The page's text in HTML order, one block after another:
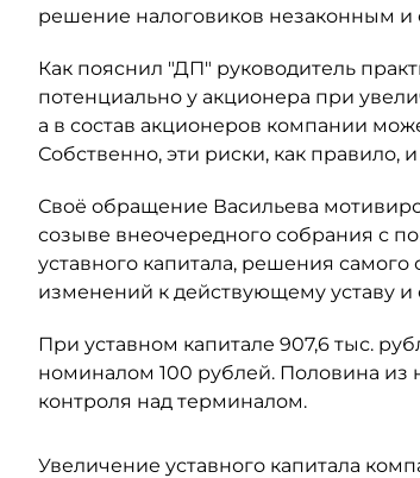
решение налоговиков незаконным и
Как пояснил "ДП" руководитель
потенциально у акционера при
а в состав акционеров компании
Собственно, эти риски, как правило,
Своё обращение Васильева
созыве внеочередного собрания с
уставного капитала, решения
изменений к действующему уставу и
При уставном капитале 907,6 тыс.
номиналом 100 рублей. Половина из
контроля над терминалом.
Увеличение уставного капитала